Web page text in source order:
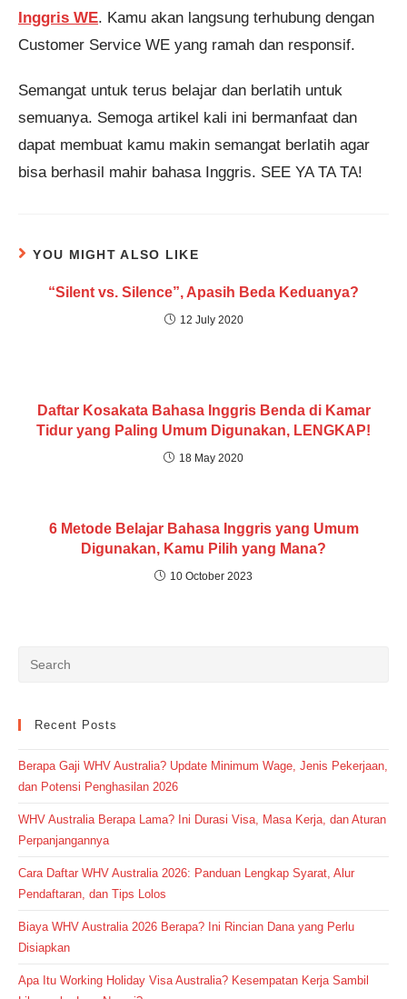
Inggris WE. Kamu akan langsung terhubung dengan
Customer Service WE yang ramah dan responsif.
Semangat untuk terus belajar dan berlatih untuk
semuanya. Semoga artikel kali ini bermanfaat dan
dapat membuat kamu makin semangat berlatih agar
bisa berhasil mahir bahasa Inggris. SEE YA TA TA!
YOU MIGHT ALSO LIKE
“Silent vs. Silence”, Apasih Beda Keduanya?
12 July 2020
Daftar Kosakata Bahasa Inggris Benda di Kamar
Tidur yang Paling Umum Digunakan, LENGKAP!
18 May 2020
6 Metode Belajar Bahasa Inggris yang Umum
Digunakan, Kamu Pilih yang Mana?
10 October 2023
Recent Posts
Berapa Gaji WHV Australia? Update Minimum Wage, Jenis Pekerjaan,
dan Potensi Penghasilan 2026
WHV Australia Berapa Lama? Ini Durasi Visa, Masa Kerja, dan Aturan
Perpanjangannya
Cara Daftar WHV Australia 2026: Panduan Lengkap Syarat, Alur
Pendaftaran, dan Tips Lolos
Biaya WHV Australia 2026 Berapa? Ini Rincian Dana yang Perlu
Disiapkan
Apa Itu Working Holiday Visa Australia? Kesempatan Kerja Sambil